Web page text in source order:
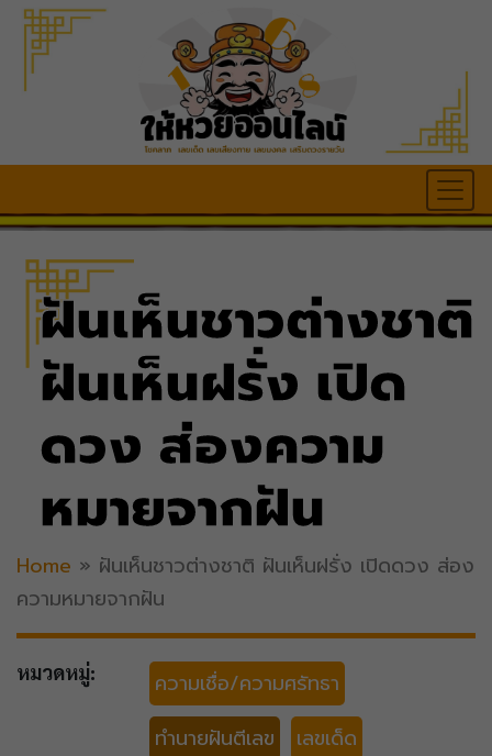
ฝันเห็นชาวต่างชาติ
ฝันเห็นฝรั่ง เปิด
ดวง ส่องความ
หมายจากฝัน
Home » ฝันเห็นชาวต่างชาติ ฝันเห็นฝรั่ง เปิดดวง ส่อง
ความหมายจากฝัน
หมวดหมู่:
ความเชื่อ/ความศรัทธา
ทำนายฝันตีเลข
เลขเด็ด